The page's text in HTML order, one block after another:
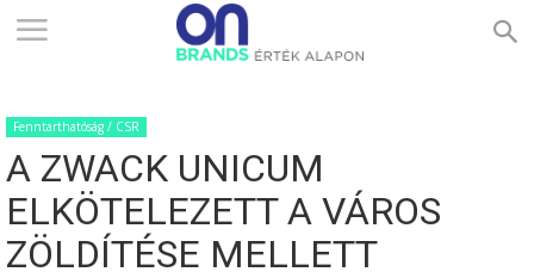
ONBRANDS
–
ÉRTÉK
Fenntarthatóság / CSR
A ZWACK UNICUM
ELKÖTELEZETT A VÁROS
ZÖLDÍTÉSE MELLETT